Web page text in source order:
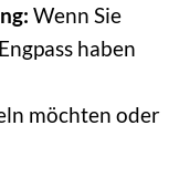
Wenn Sie
haben
möchten oder